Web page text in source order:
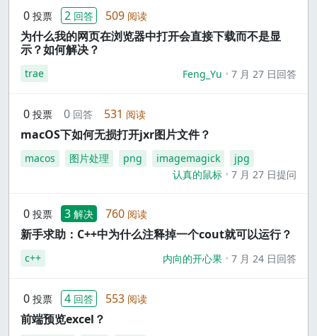
0 投票 2 回答 509 阅读
为什么我的网页在浏览器中打开会直接下载而不是显
示？如何解决？
trae Feng_Yu 7 月 27 日回答
0 投票 0 回答 531 阅读
macOS下如何无损打开jxr图片文件？
macos 图片处理 png imagemagick
jpg
认真的鼠标
7 月 27 日提问
0 投票 3 解决 760 阅读
新手求助：C++中为什么注释掉一个cout就可以运行？
c++ 内向的开心果 7 月 24 日回答
0 投票 4 回答 553 阅读
前端预览excel？